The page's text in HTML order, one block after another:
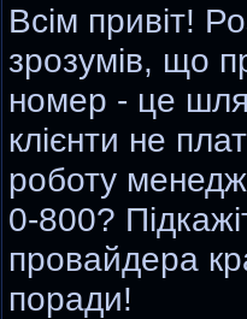
Всім привіт!
зрозумів, що
номер - це
клієнти не
роботу
0-800?
провайдера
поради!